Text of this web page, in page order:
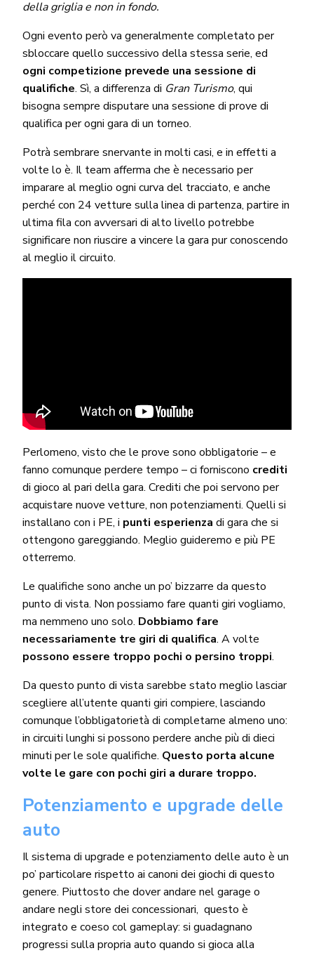
della griglia e non in fondo.
Ogni evento però va generalmente completato per
sbloccare quello successivo della stessa serie, ed
ogni competizione prevede una sessione di
qualifiche. Sì, a differenza di Gran Turismo, qui
bisogna sempre disputare una sessione di prove di
qualifica per ogni gara di un torneo.
Potrà sembrare snervante in molti casi, e in effetti a
volte lo è. Il team afferma che è necessario per
imparare al meglio ogni curva del tracciato, e anche
perché con 24 vetture sulla linea di partenza, partire in
ultima fila con avversari di alto livello potrebbe
significare non riuscire a vincere la gara pur conoscendo
al meglio il circuito.
Perlomeno, visto che le prove sono obbligatorie – e
fanno comunque perdere tempo – ci forniscono crediti
di gioco al pari della gara. Crediti che poi servono per
acquistare nuove vetture, non potenziamenti. Quelli si
installano con i PE, i punti esperienza di gara che si
ottengono gareggiando. Meglio guideremo e più PE
otterremo.
Le qualifiche sono anche un po’ bizzarre da questo
punto di vista. Non possiamo fare quanti giri vogliamo,
ma nemmeno uno solo. Dobbiamo fare
necessariamente tre giri di qualifica. A volte
possono essere troppo pochi o persino troppi.
Da questo punto di vista sarebbe stato meglio lasciar
scegliere all’utente quanti giri compiere, lasciando
comunque l’obbligatorietà di completarne almeno uno:
in circuiti lunghi si possono perdere anche più di dieci
minuti per le sole qualifiche. Questo porta alcune
volte le gare con pochi giri a durare troppo.
Potenziamento e upgrade delle
auto
Il sistema di upgrade e potenziamento delle auto è un
po’ particolare rispetto ai canoni dei giochi di questo
genere. Piuttosto che dover andare nel garage o
andare negli store dei concessionari, questo è
integrato e coeso col gameplay: si guadagnano
progressi sulla propria auto quando si gioca alla